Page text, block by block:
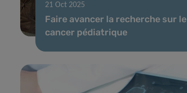
21 Oct 2025
Faire avancer la recherche sur le
cancer pédiatrique